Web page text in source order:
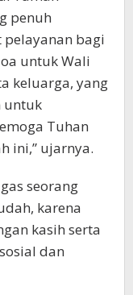
penuh
bagi
untuk Wali
keluarga, yang
untuk
Tuhan
ini,” ujarnya.
seorang
karena
kasih serta
dan